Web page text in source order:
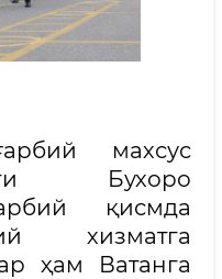
махсус
Бухоро
қисмда
хизматга
ҳам Ватанга